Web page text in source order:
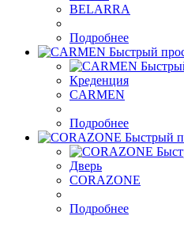
BELARRA
Подробнее
Быстрый
Креденция
CARMEN
Подробнее
Быстрый
Дверь
CORAZONE
Подробнее